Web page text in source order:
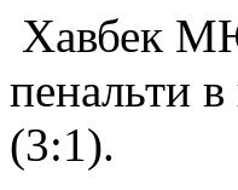
Хавбек
пенальти
(3:1).